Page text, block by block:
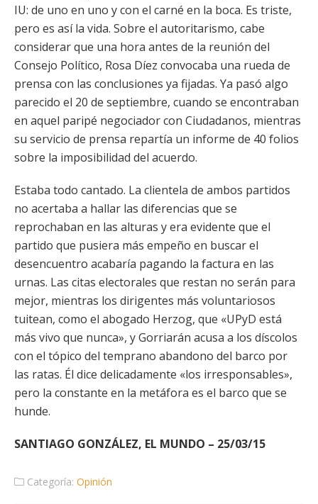
IU: de uno en uno y con el carné en la boca. Es triste,
pero es así la vida. Sobre el autoritarismo, cabe
considerar que una hora antes de la reunión del
Consejo Político, Rosa Díez convocaba una rueda de
prensa con las conclusiones ya fijadas. Ya pasó algo
parecido el 20 de septiembre, cuando se encontraban
en aquel paripé negociador con Ciudadanos, mientras
su servicio de prensa repartía un informe de 40 folios
sobre la imposibilidad del acuerdo.
Estaba todo cantado. La clientela de ambos partidos
no acertaba a hallar las diferencias que se
reprochaban en las alturas y era evidente que el
partido que pusiera más empeño en buscar el
desencuentro acabaría pagando la factura en las
urnas. Las citas electorales que restan no serán para
mejor, mientras los dirigentes más voluntariosos
tuitean, como el abogado Herzog, que «UPyD está
más vivo que nunca», y Gorriarán acusa a los díscolos
con el tópico del temprano abandono del barco por
las ratas. Él dice delicadamente «los irresponsables»,
pero la constante en la metáfora es el barco que se
hunde.
SANTIAGO GONZÁLEZ, EL MUNDO – 25/03/15
Categoría: Opinión